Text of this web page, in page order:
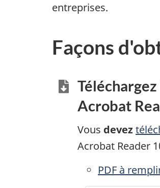
entreprises.
Façons
Acrobat
Vous devez
Acrobat Reader
PDF à